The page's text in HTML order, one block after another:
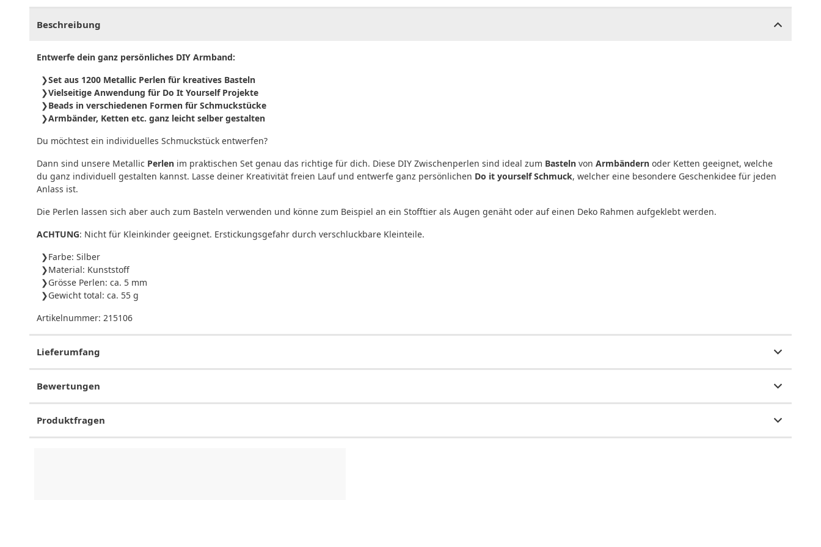
Beschreibung
Entwerfe dein ganz persönliches DIY Armband:
Set aus 1200 Metallic Perlen für kreatives Basteln
Vielseitige Anwendung für Do It Yourself Projekte
Beads in verschiedenen Formen für Schmuckstücke
Armbänder, Ketten etc. ganz leicht selber gestalten
Du möchtest ein individuelles Schmuckstück entwerfen?
Dann sind unsere Metallic Perlen im praktischen Set genau das richtige für dich. Diese DIY Zwischenperlen sind ideal zum Basteln von Armbändern oder Ketten geeignet, welche
du ganz individuell gestalten kannst. Lasse deiner Kreativität freien Lauf und entwerfe ganz persönlichen Do it yourself Schmuck, welcher eine besondere Geschenkidee für jeden
Anlass ist.
Die Perlen lassen sich aber auch zum Basteln verwenden und könne zum Beispiel an ein Stofftier als Augen genäht oder auf einen Deko Rahmen aufgeklebt werden.
ACHTUNG: Nicht für Kleinkinder geeignet. Erstickungsgefahr durch verschluckbare Kleinteile.
Farbe: Silber
Material: Kunststoff
Grösse Perlen: ca. 5 mm
Gewicht total: ca. 55 g
Artikelnummer: 215106
Lieferumfang
Bewertungen
Produktfragen